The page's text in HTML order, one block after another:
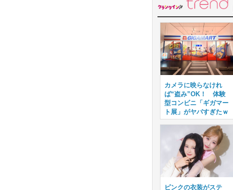
カメラに映らなけれ
ば“盗み”OK！ 体験
型コンビニ「ギガマー
ト展」がヤバすぎたｗ
ピンクの衣装がステ